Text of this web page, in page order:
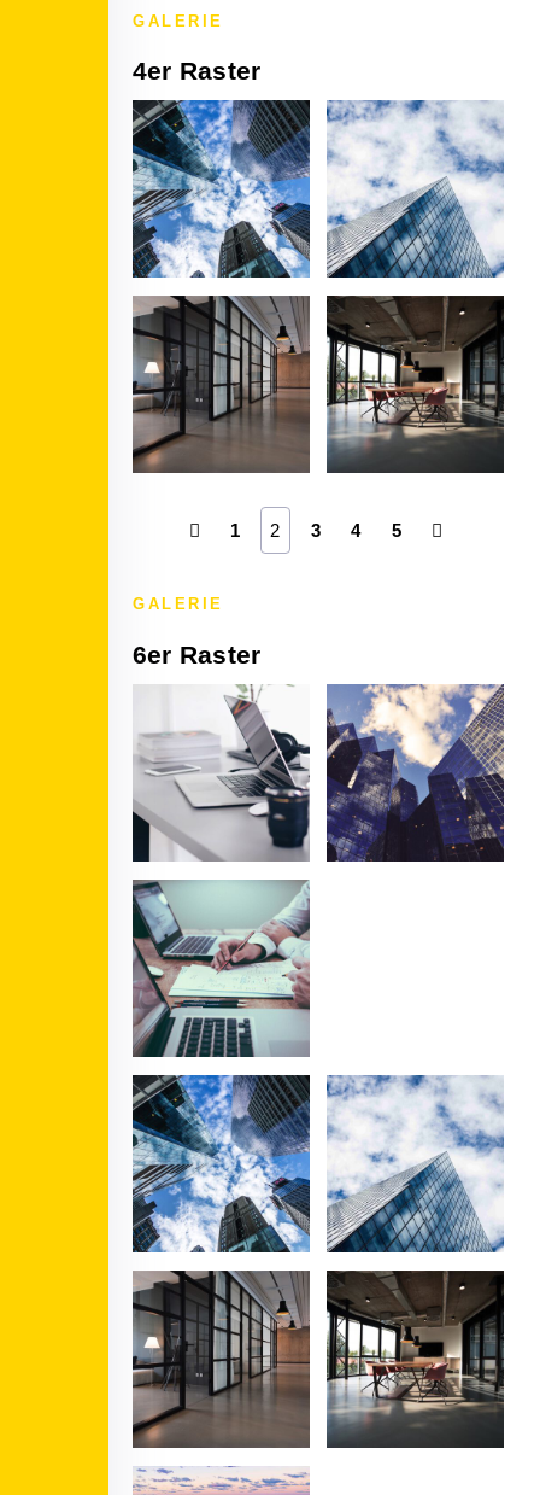
GALERIE
4er Raster
1 2 3 4 5
GALERIE
6er Raster